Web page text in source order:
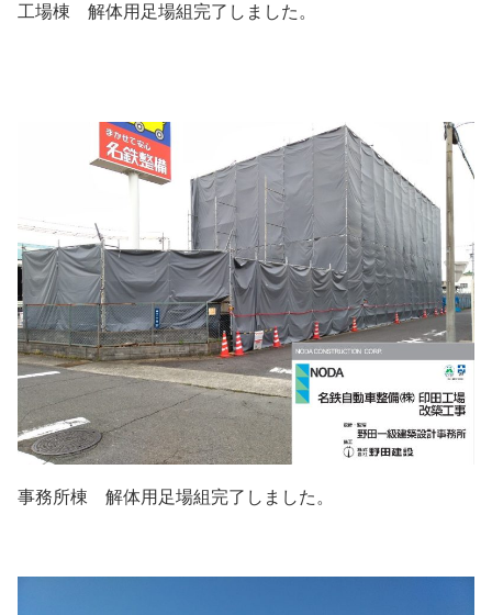
工場棟 解体用足場組完了しました。
事務所棟 解体用足場組完了しました。